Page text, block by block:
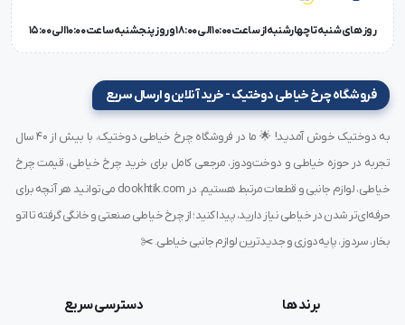
پروپيلن حاوي آرد،گندم،حبوبات، قهوه، شكر، نمك، مواد
معدني،
ظروف پت (پريفرم، درب قوطي، قوطي)
تکنولوژی ماشین مکانیکی همراه با تیغ اتومات
سوزن مورد نیاز: DN x 1 #25
گام دوخت: 7.2 میلی متر
سرعت (دور موتور در دقیقه): 1500 دور در دقیقه
وزن (با لوازم): 8.9 کیلوگرم
روز های شنبه تا چهارشنبه از ساعت 10:00 الی 18:00 و روز پنجشنبه ساعت 10:00 الی 15:00
فروشگاه چرخ خیاطی دوختیک - خرید آنلاین و ارسال سریع
به دوختیک خوش آمدید! 🌟 ما در فروشگاه چرخ خیاطی دوختیک، با بیش از ۴۰ سال
تجربه در حوزه خیاطی و دوخت‌ودوز، مرجعی کامل برای خرید چرخ خیاطی، قیمت چرخ
خیاطی، لوازم جانبی و قطعات مرتبط هستیم. در dookhtik.com می‌توانید هر آنچه برای
حرفه‌ای‌تر شدن در خیاطی نیاز دارید، پیدا کنید؛ از چرخ خیاطی صنعتی و خانگی گرفته تا اتو
بخار، سردوز، پایه‌دوزی و جدیدترین لوازم جانبی خیاطی. ✂️
برند ها
دسترسی سریع